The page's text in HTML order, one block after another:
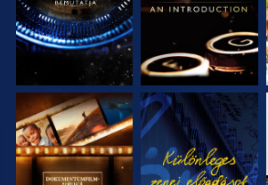
A SOROZAT
RÉSZEI
MŰSORNÉZÉS